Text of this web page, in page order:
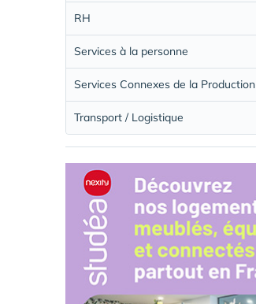
RH
Services à la personne
Services Connexes de la Production
Transport / Logistique